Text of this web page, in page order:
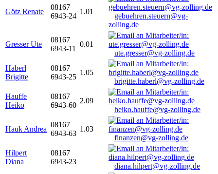
Götz Renate
08167
6943-24
1.01
gebuehren.steuern@vg-
zolling.de
Gresser Ute
08167
6943-11
0.01
ute.gresser@vg-zolling.de
Haberl
Brigitte
08167
6943-25
1.05
brigitte.haberl@vg-zolling.de
Hauffe
Heiko
08167
6943-60
2.09
heiko.hauffe@vg-zolling.de
Hauk Andrea
08167
6943-63
1.03
finanzen@vg-zolling.de
Hilpert
Diana
08167
6943-23
diana.hilpert@vg-zolling.de